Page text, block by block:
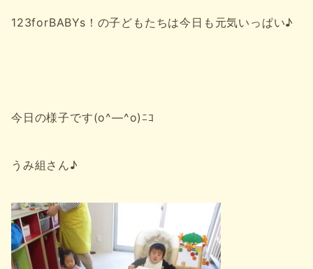
123forBABYs！の子どもたちは今日も元気いっぱい♪
今日の様子です(o^―^o)ﾆｺ
うみ組さん♪